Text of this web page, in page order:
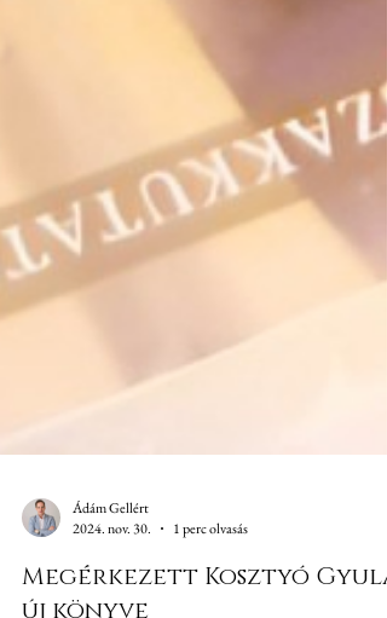
2024. nov. 30.
1 perc olvasás